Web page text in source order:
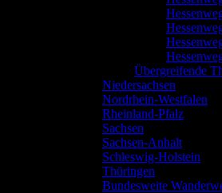
Übergreifende
Niedersachsen
Nordrhein-Westfalen
Rheinland-Pfalz
Sachsen
Sachsen-Anhalt
Schleswig-Holstein
Thüringen
Bundesweite